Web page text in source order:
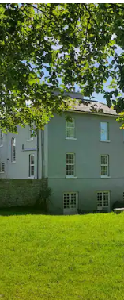
z kategorii Wybór gości